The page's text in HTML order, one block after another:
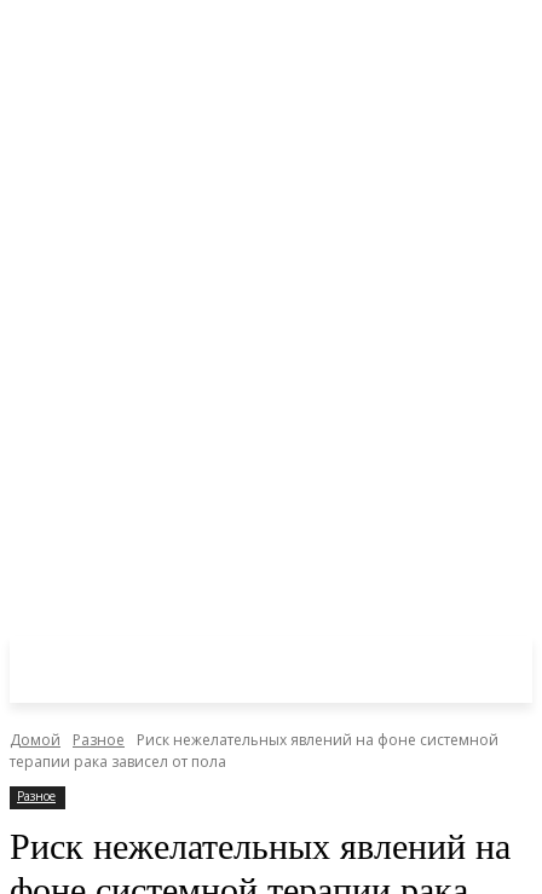
Домой Разное
Риск нежелательных явлений на фоне системной
терапии рака зависел от пола
Разное
Риск нежелательных явлений на